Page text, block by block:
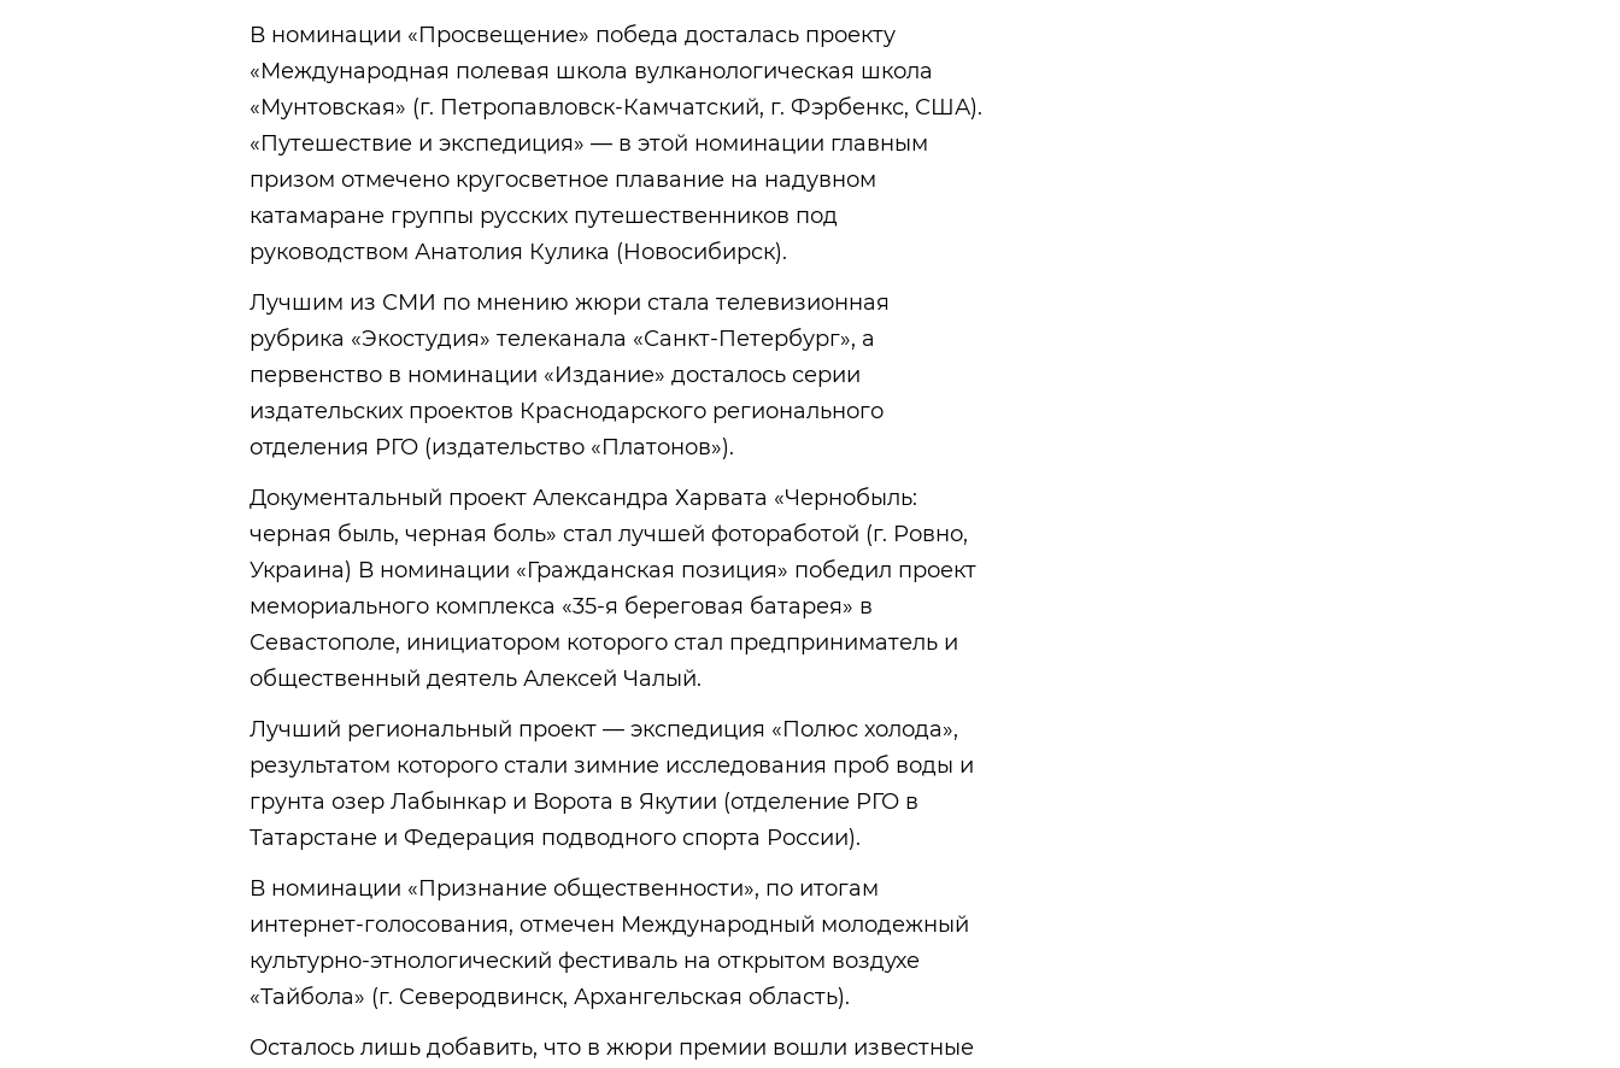
В номинации «Просвещение» победа досталась проекту
«Международная полевая школа вулканологическая школа
«Мунтовская» (г. Петропавловск-Камчатский, г. Фэрбенкс, США).
«Путешествие и экспедиция» — в этой номинации главным
призом отмечено кругосветное плавание на надувном
катамаране группы русских путешественников под
руководством Анатолия Кулика (Новосибирск).
Лучшим из СМИ по мнению жюри стала телевизионная
рубрика «Экостудия» телеканала «Санкт-Петербург», а
первенство в номинации «Издание» досталось серии
издательских проектов Краснодарского регионального
отделения РГО (издательство «Платонов»).
Документальный проект Александра Харвата «Чернобыль:
черная быль, черная боль» стал лучшей фотоработой (г. Ровно,
Украина) В номинации «Гражданская позиция» победил проект
мемориального комплекса «35-я береговая батарея» в
Севастополе, инициатором которого стал предприниматель и
общественный деятель Алексей Чалый.
Лучший региональный проект — экспедиция «Полюс холода»,
результатом которого стали зимние исследования проб воды и
грунта озер Лабынкар и Ворота в Якутии (отделение РГО в
Татарстане и Федерация подводного спорта России).
В номинации «Признание общественности», по итогам
интернет-голосования, отмечен Международный молодежный
культурно-этнологический фестиваль на открытом воздухе
«Тайбола» (г. Северодвинск, Архангельская область).
Осталось лишь добавить, что в жюри премии вошли известные